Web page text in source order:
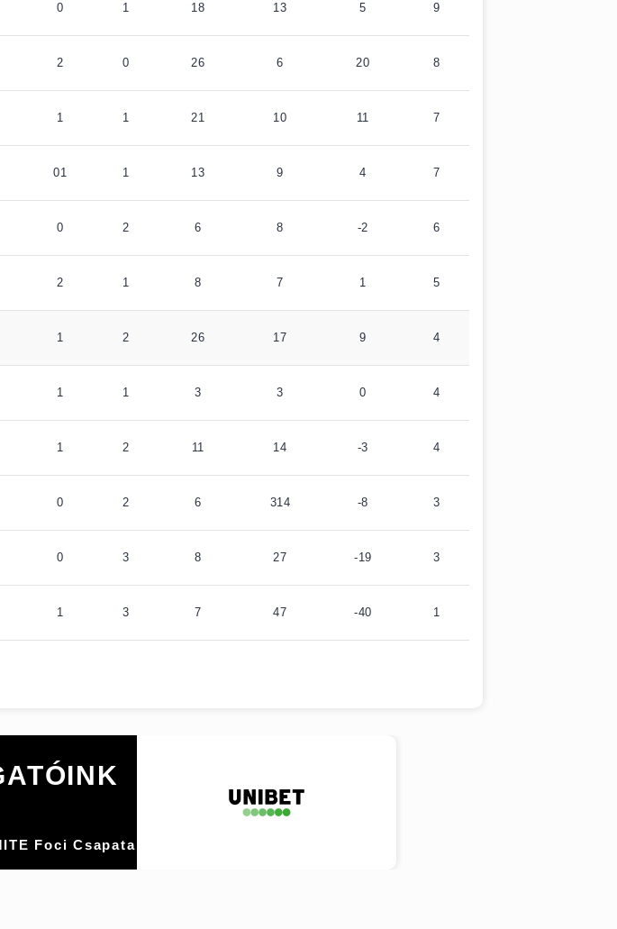
0 1 18 13 5 9
2 0 26 6 20 8
1 1 21 10 11 7
01 1 13 9 4 7
0 2 6 8 -2 6
2 1 8 7 1 5
1 2 26 17 9 4
1 1 3 3 0 4
1 2 11 14 -3 4
0 2 6 314 -8 3
0 3 8 27 -19 3
1 3 7 47 -40 1
Foci Csapata